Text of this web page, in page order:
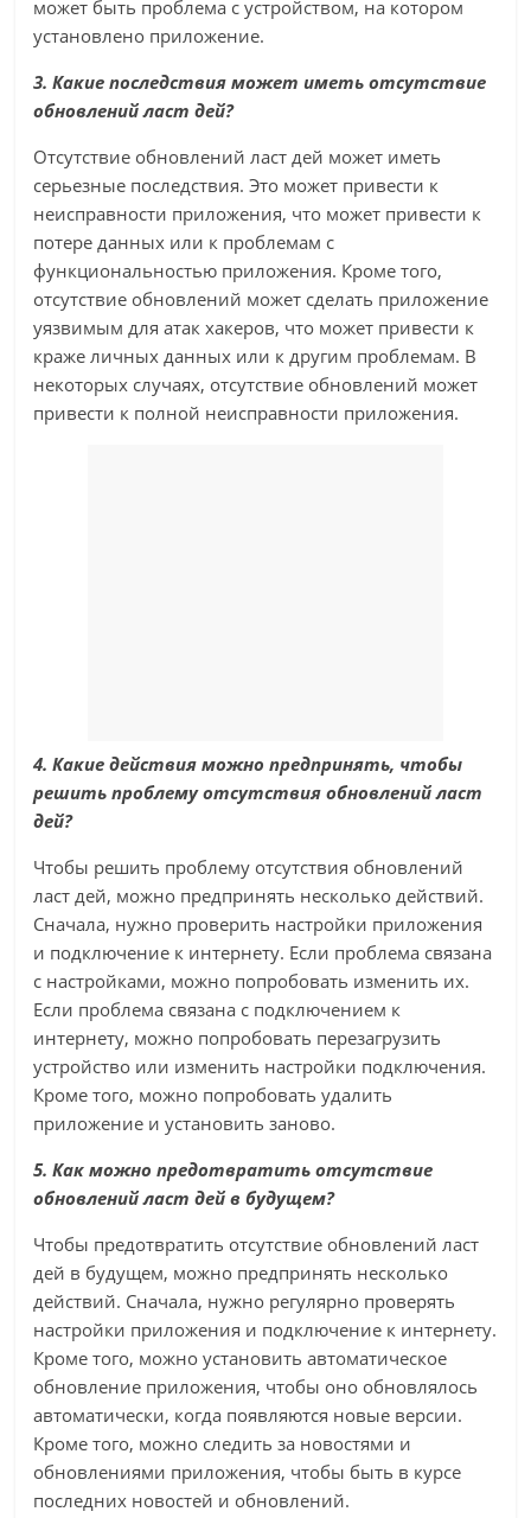
может быть проблема с устройством, на котором
установлено приложение.
3. Какие последствия может иметь отсутствие
обновлений ласт дей?
Отсутствие обновлений ласт дей может иметь
серьезные последствия. Это может привести к
неисправности приложения, что может привести к
потере данных или к проблемам с
функциональностью приложения. Кроме того,
отсутствие обновлений может сделать приложение
уязвимым для атак хакеров, что может привести к
краже личных данных или к другим проблемам. В
некоторых случаях, отсутствие обновлений может
привести к полной неисправности приложения.
4. Какие действия можно предпринять, чтобы
решить проблему отсутствия обновлений ласт
дей?
Чтобы решить проблему отсутствия обновлений
ласт дей, можно предпринять несколько действий.
Сначала, нужно проверить настройки приложения
и подключение к интернету. Если проблема связана
с настройками, можно попробовать изменить их.
Если проблема связана с подключением к
интернету, можно попробовать перезагрузить
устройство или изменить настройки подключения.
Кроме того, можно попробовать удалить
приложение и установить заново.
5. Как можно предотвратить отсутствие
обновлений ласт дей в будущем?
Чтобы предотвратить отсутствие обновлений ласт
дей в будущем, можно предпринять несколько
действий. Сначала, нужно регулярно проверять
настройки приложения и подключение к интернету.
Кроме того, можно установить автоматическое
обновление приложения, чтобы оно обновлялось
автоматически, когда появляются новые версии.
Кроме того, можно следить за новостями и
обновлениями приложения, чтобы быть в курсе
последних новостей и обновлений.